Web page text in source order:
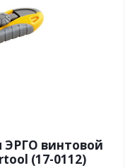
винтовой
(17-0112)